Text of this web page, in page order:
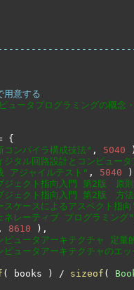
意する
ュータプログラミングの概念
{
コンパイラ構成技法" , 5040
ジタル回路設計とコンピュー
アジャイルテスト" , 5040
ジェクト指向入門 第2版　原
ジェクト指向入門 第2版　方
スケースによるアスペクト指
ネレーティブ プログラミング"
, 8610
),
ピュータアーキテクチャ 定量
ピュータアーキテクチャのエ
( books ) / sizeof (